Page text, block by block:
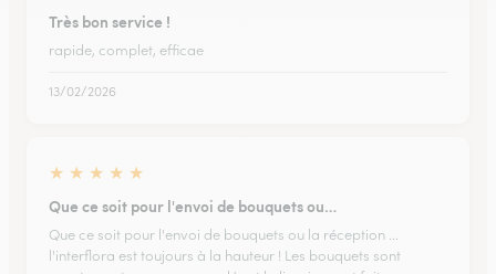
Très bon service !
rapide, complet, efficae
13/02/2026
★ ★ ★ ★ ★
Que ce soit pour l'envoi de bouquets ou…
Que ce soit pour l'envoi de bouquets ou la réception ...
l'interflora est toujours à la hauteur ! Les bouquets sont